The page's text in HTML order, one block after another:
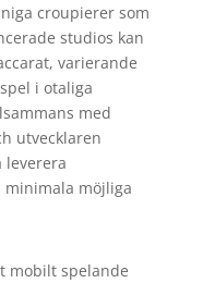
croupierer som
studios kan
varierande
i otaliga
med
utvecklaren
leverera
minimala möjliga
mobilt spelande